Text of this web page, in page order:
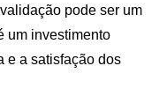
pode ser um
um investimento
e a satisfação dos